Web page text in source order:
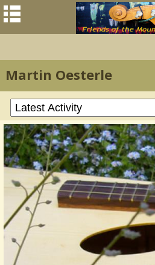
Martin Oesterle